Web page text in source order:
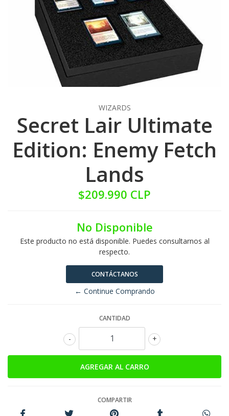
WIZARDS
Secret Lair Ultimate
Edition: Enemy Fetch
Lands
$209.990 CLP
No Disponible
Este producto no está disponible. Puedes consultarnos al
respecto.
CONTÁCTANOS
← Continue Comprando
CANTIDAD
+
-
COMPARTIR